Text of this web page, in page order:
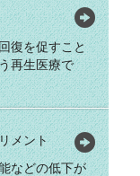
復を促すこと
再生医療で
メント
などの低下が